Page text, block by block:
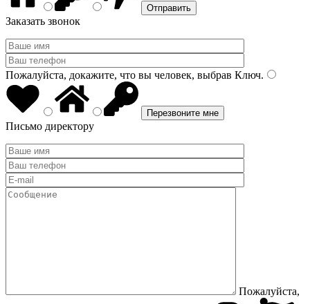
Заказать звонок
Пожалуйста, докажите, что вы человек, выбрав Ключ.
Письмо директору
Пожалуйста,